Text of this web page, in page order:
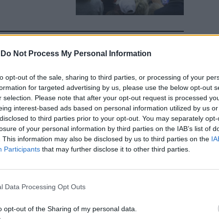
Do Not Process My Personal Information
opt-out of the sale, sharing to third parties, or processing of your
for targeted advertising by us, please use the below opt-out
selection. Please note that after your opt-out request is processed
interest-based ads based on personal information utilized by us
to third parties prior to your opt-out. You may separately
of your personal information by third parties on the IAB’s list of
This information may also be disclosed by us to third parties on the
Participants that may further disclose it to other third parties.
Data Processing Opt Outs
opt-out of the Sharing of my personal data.
al
è una